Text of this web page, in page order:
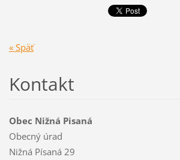
« Späť
Kontakt
Obec Nižná Pisaná
Obecný úrad
Nižná Písaná 29